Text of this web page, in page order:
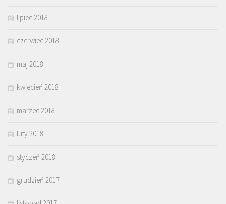
lipiec 2018
czerwiec 2018
maj 2018
kwiecień 2018
marzec 2018
luty 2018
styczeń 2018
grudzień 2017